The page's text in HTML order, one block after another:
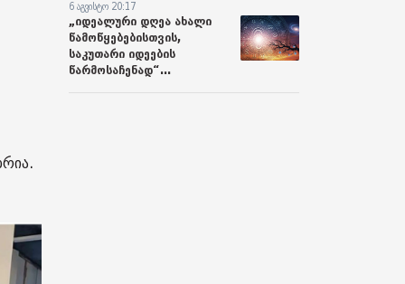
6 აგვისტო 20:17
„იდეალური დღეა ახალი
წამოწყებებისთვის,
საკუთარი იდეების
წარმოსაჩენად“...